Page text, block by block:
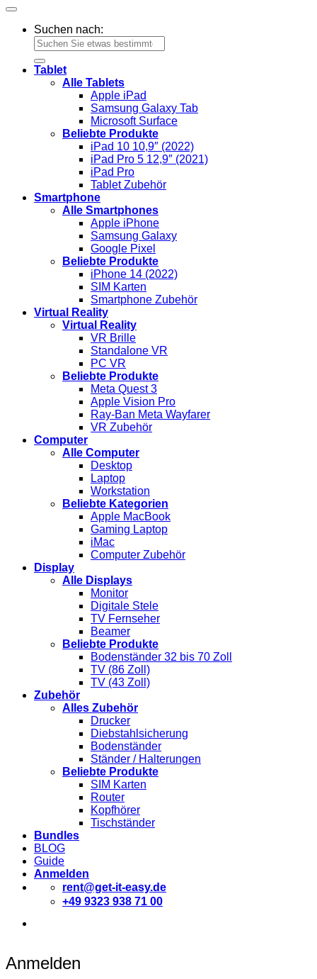
Suchen nach:
Tablet
Alle Tablets
Apple iPad
Samsung Galaxy Tab
Microsoft Surface
Beliebte Produkte
iPad 10 10,9″ (2022)
iPad Pro 5 12,9″ (2021)
iPad Pro
Tablet Zubehör
Smartphone
Alle Smartphones
Apple iPhone
Samsung Galaxy
Google Pixel
Beliebte Produkte
iPhone 14 (2022)
SIM Karten
Smartphone Zubehör
Virtual Reality
Virtual Reality
VR Brille
Standalone VR
PC VR
Beliebte Produkte
Meta Quest 3
Apple Vision Pro
Ray-Ban Meta Wayfarer
VR Zubehör
Computer
Alle Computer
Desktop
Laptop
Workstation
Beliebte Kategorien
Apple MacBook
Gaming Laptop
iMac
Computer Zubehör
Display
Alle Displays
Monitor
Digitale Stele
TV Fernseher
Beamer
Beliebte Produkte
Bodenständer 32 bis 70 Zoll
TV (86 Zoll)
TV (43 Zoll)
Zubehör
Alles Zubehör
Drucker
Diebstahlsicherung
Bodenständer
Ständer / Halterungen
Beliebte Produkte
SIM Karten
Router
Kopfhörer
Tischständer
Bundles
BLOG
Guide
Anmelden
rent@get-it-easy.de
+49 9323 938 71 00
Anmelden